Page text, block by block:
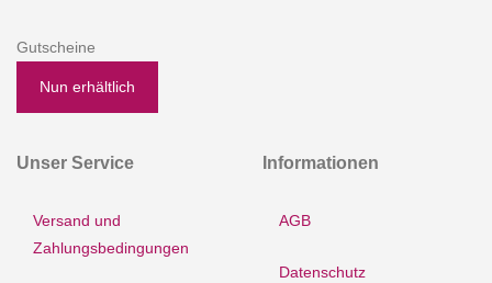
Gutscheine
Nun erhältlich
Unser Service
Versand und
Zahlungsbedingungen
Informationen
AGB
Datenschutz